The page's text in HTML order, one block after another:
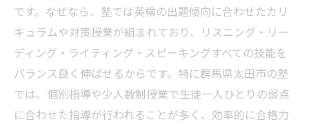
です。なぜなら、塾では英検の出題傾向に合わせたカリ
キュラムや対策授業が組まれており、リスニング・リー
ディング・ライティング・スピーキングすべての技能を
バランス良く伸ばせるからです。特に群馬県太田市の塾
では、個別指導や少人数制授業で生徒一人ひとりの弱点
に合わせた指導が行われることが多く、効率的に合格力